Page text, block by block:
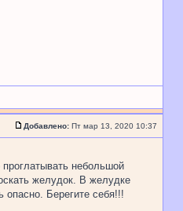
Добавлено: Пт мар 13, 2020 10:37
небольшой
желудок. В желудке
опасно. Берегите себя!!!